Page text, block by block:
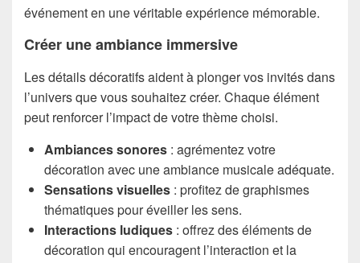
événement en une véritable expérience mémorable.
Créer une ambiance immersive
Les détails décoratifs aident à plonger vos invités dans
l’univers que vous souhaitez créer. Chaque élément
peut renforcer l’impact de votre thème choisi.
Ambiances sonores : agrémentez votre
décoration avec une ambiance musicale adéquate.
Sensations visuelles : profitez de graphismes
thématiques pour éveiller les sens.
Interactions ludiques : offrez des éléments de
décoration qui encouragent l’interaction et la